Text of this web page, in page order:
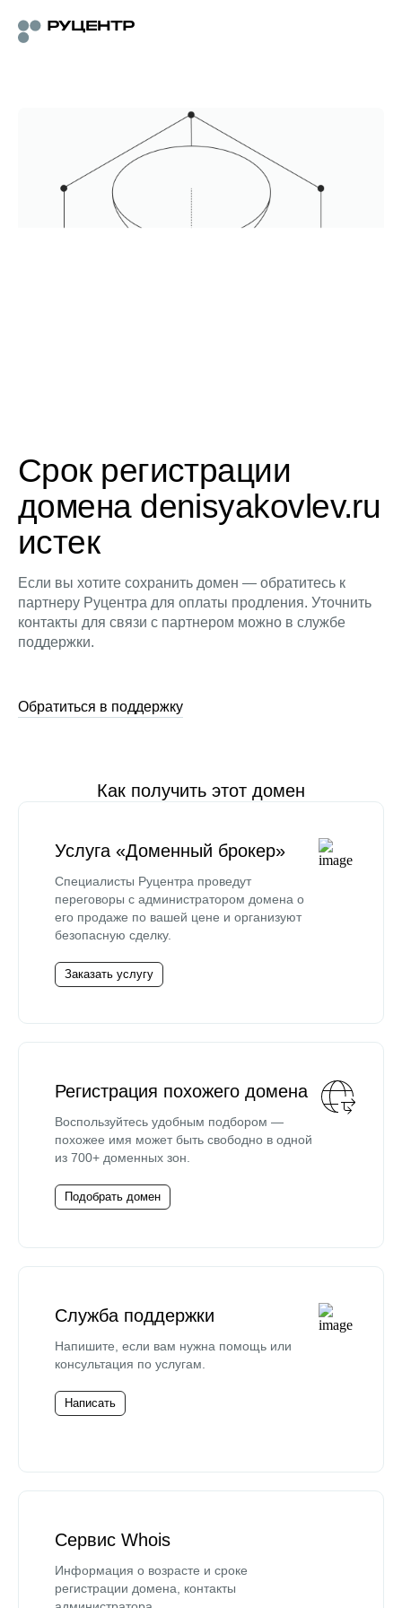
Срок регистрации
домена denisyakovlev.ru
истек
Если вы хотите сохранить домен — обратитесь к
партнеру Руцентра для оплаты продления. Уточнить
контакты для связи с партнером можно в службе
поддержки.
Обратиться в поддержку
Как получить этот домен
Услуга «Доменный брокер»
Специалисты Руцентра проведут
переговоры с администратором домена о
его продаже по вашей цене и организуют
безопасную сделку.
Заказать услугу
Регистрация похожего домена
Воспользуйтесь удобным подбором —
похожее имя может быть свободно в одной
из 700+ доменных зон.
Подобрать домен
Служба поддержки
Напишите, если вам нужна помощь или
консультация по услугам.
Написать
Сервис Whois
Информация о возрасте и сроке
регистрации домена, контакты